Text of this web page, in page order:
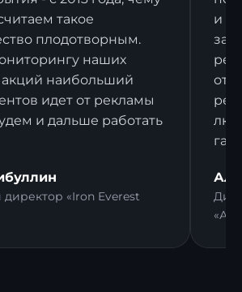
такое
плодотворным.
наших
наибольший
идет от рекламы
и дальше работать
«Iron Everest
и в